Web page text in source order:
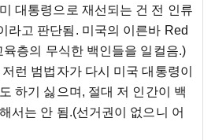
대통령으로 재선되는 건 전 인류
라고 판단됨. 미국의 이른바 Red
육층의 무식한 백인들을 일컬음.)
런 범법자가 다시 미국 대통령이
하기 싫으며, 절대 저 인간이 백
서는 안 됨.(선거권이 없으니 어